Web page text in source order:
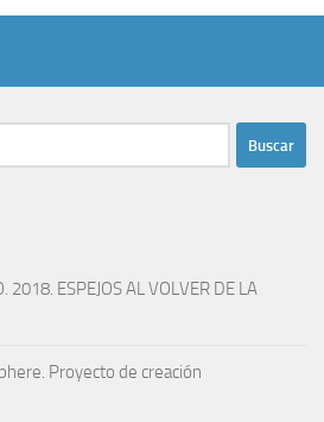
ESPEJOS AL VOLVER DE LA
Proyecto de creación